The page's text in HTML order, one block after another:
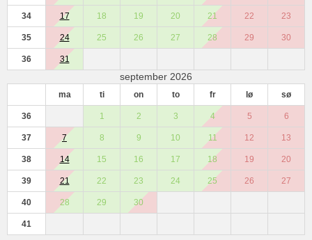
34 17 18 19 20 21 22 23
35 24 25 26 27 28 29 30
36 31
september 2026
ma ti on to fr lø sø
36 1 2 3 4 5 6
37 7 8 9 10 11 12 13
38 14 15 16 17 18 19 20
39 21 22 23 24 25 26 27
40 28 29 30
41